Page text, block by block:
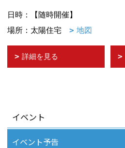
日時：【随時開催】
場所：太陽住宅
地図
詳細を見る
イベント
イベント予告